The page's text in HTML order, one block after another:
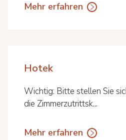
Mehr erfahren
Hotek
Wichtig: Bitte stellen Sie
die Zimmerzutrittsk...
Mehr erfahren